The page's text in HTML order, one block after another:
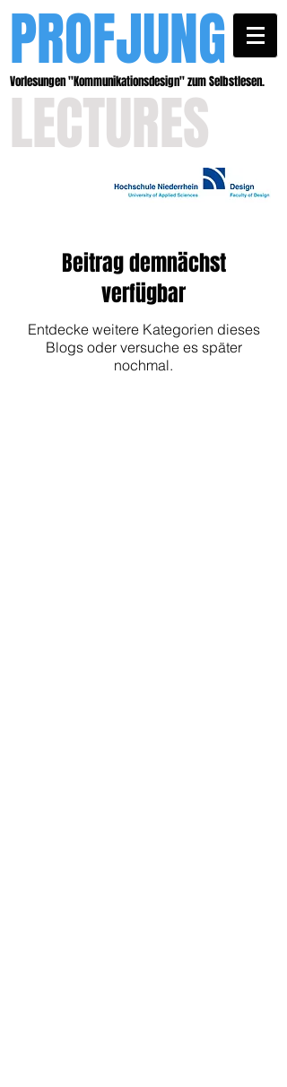
PROFJUNG
LECTURES
Vorlesungen ''Kommunikationsdesign'' zum Selbstlesen.
Beitrag demnächst
verfügbar
Entdecke weitere Kategorien dieses
Blogs oder versuche es später
nochmal.